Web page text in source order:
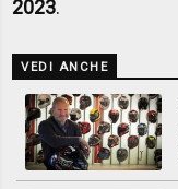
2023.
VEDI ANCHE